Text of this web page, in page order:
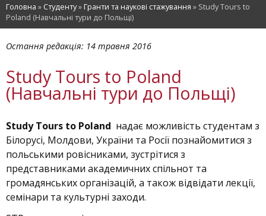
Головна » Студенту»Гранти та наукові стажування » Study Tours to
Poland (Навчальні тури до Польщі)
Остання редакція: 14 травня 2016
Study Tours to Poland
(Навчальні тури до Польщі)
Study Tours to Poland надає можливість студентам з
Білорусі, Молдови, України та Росії познайомитися з
польськими ровісниками, зустрітися з
представниками академичних спільнот та
громадянських організацій, а також відвідати лекції,
семінари та культурні заходи.